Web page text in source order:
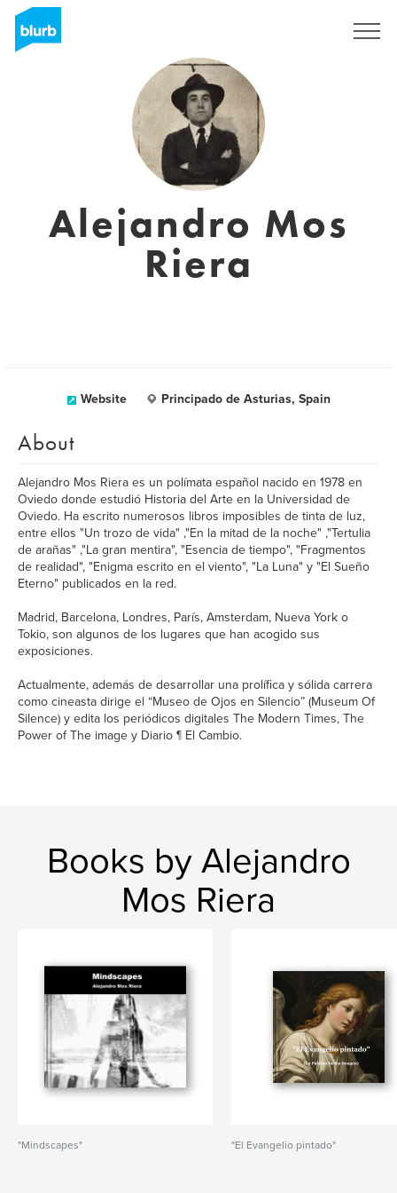
Alejandro Mos
Riera
Website Principado de Asturias, Spain
About
Alejandro Mos Riera es un polímata español nacido en 1978 en
Oviedo donde estudió Historia del Arte en la Universidad de
Oviedo. Ha escrito numerosos libros imposibles de tinta de luz,
entre ellos "Un trozo de vida" ,"En la mitad de la noche" ,"Tertulia
de arañas" ,"La gran mentira", "Esencia de tiempo", "Fragmentos
de realidad", "Enigma escrito en el viento", "La Luna" y "El Sueño
Eterno" publicados en la red.
Madrid, Barcelona, Londres, París, Amsterdam, Nueva York o
Tokio, son algunos de los lugares que han acogido sus
exposiciones.
Actualmente, además de desarrollar una prolífica y sólida carrera
como cineasta dirige el “Museo de Ojos en Silencio” (Museum Of
Silence) y edita los periódicos digitales The Modern Times, The
Power of The image y Diario ¶ El Cambio.
Books by Alejandro
Mos Riera
"Mindscapes" "El Evangelio pintado"